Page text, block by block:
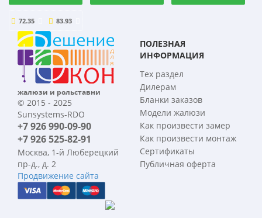
72.35 83.93
жалюзи и рольставни
© 2015 - 2025
Sunsystems-RDO
+7 926 990-09-90
+7 926 525-82-91
Москва, 1-й Люберецкий
пр-д., д. 2
Продвижение сайта
ПОЛЕЗНАЯ
ИНФОРМАЦИЯ
Тех раздел
Дилерам
Бланки заказов
Модели жалюзи
Как произвести замер
Как произвести монтаж
Сертификаты
Публичная оферта